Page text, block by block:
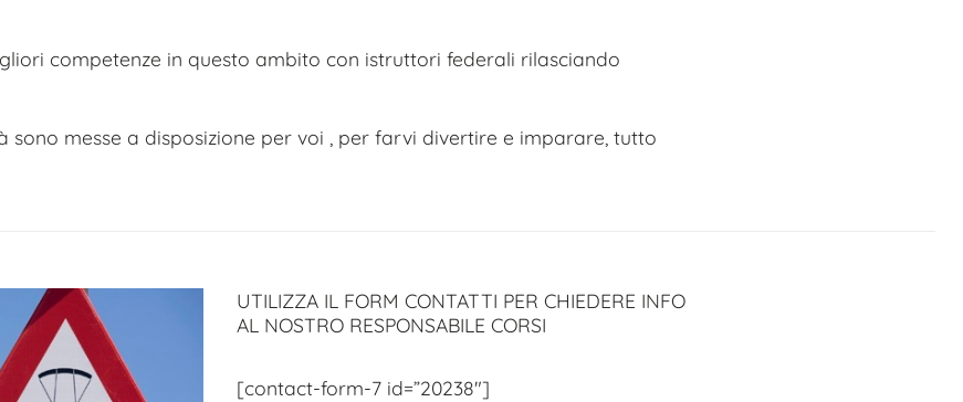
competenze in questo ambito con istruttori federali rilasciando
sono messe a disposizione per voi , per farvi divertire e imparare, tutto
UTILIZZA IL FORM CONTATTI PER CHIEDERE INFO
AL NOSTRO RESPONSABILE CORSI
[contact-form-7 id=”20238″]